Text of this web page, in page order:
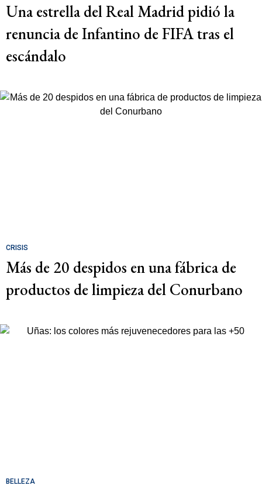
Una estrella del Real Madrid pidió la
renuncia de Infantino de FIFA tras el
escándalo
CRISIS
Más de 20 despidos en una fábrica de
productos de limpieza del Conurbano
BELLEZA